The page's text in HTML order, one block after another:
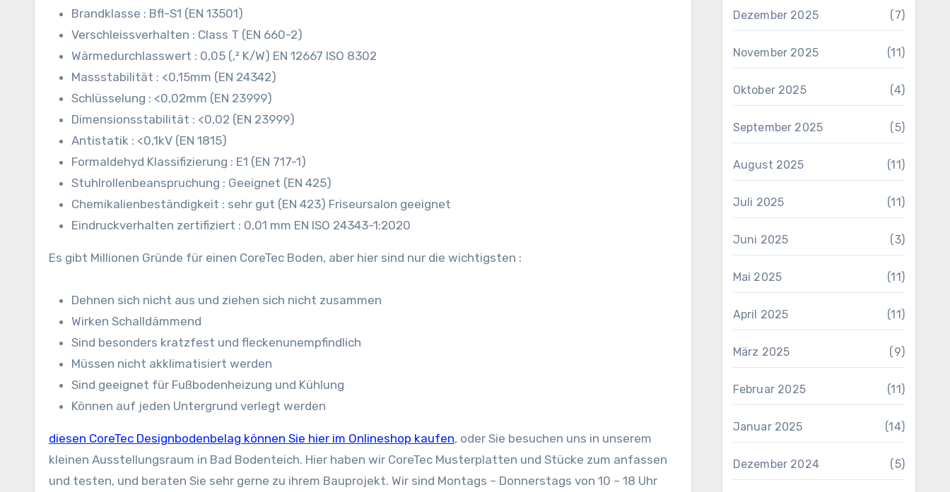
Brandklasse : Bfl-S1 (EN 13501)
Verschleissverhalten : Class T (EN 660-2)
Wärmedurchlasswert : 0,05 (,² K/W) EN 12667 ISO 8302
Massstabilität : <0,15mm (EN 24342)
Schlüsselung : <0,02mm (EN 23999)
Dimensionsstabilität : <0,02 (EN 23999)
Antistatik : <0,1kV (EN 1815)
Formaldehyd Klassifizierung : E1 (EN 717-1)
Stuhlrollenbeanspruchung : Geeignet (EN 425)
Chemikalienbeständigkeit : sehr gut (EN 423) Friseursalon geeignet
Eindruckverhalten zertifiziert : 0,01 mm EN ISO 24343-1:2020
Es gibt Millionen Gründe für einen CoreTec Boden, aber hier sind nur die wichtigsten :
Dehnen sich nicht aus und ziehen sich nicht zusammen
Wirken Schalldämmend
Sind besonders kratzfest und fleckenunempfindlich
Müssen nicht akklimatisiert werden
Sind geeignet für Fußbodenheizung und Kühlung
Können auf jeden Untergrund verlegt werden
diesen CoreTec Designbodenbelag können Sie hier im Onlineshop kaufen, oder Sie besuchen uns in unserem
kleinen Ausstellungsraum in Bad Bodenteich. Hier haben wir CoreTec Musterplatten und Stücke zum anfassen
und testen, und beraten Sie sehr gerne zu ihrem Bauprojekt. Wir sind Montags – Donnerstags von 10 – 18 Uhr
Dezember 2025 (7)
November 2025 (11)
Oktober 2025 (4)
September 2025 (5)
August 2025 (11)
Juli 2025 (11)
Juni 2025 (3)
Mai 2025 (11)
April 2025 (11)
März 2025 (9)
Februar 2025 (11)
Januar 2025 (14)
Dezember 2024 (5)